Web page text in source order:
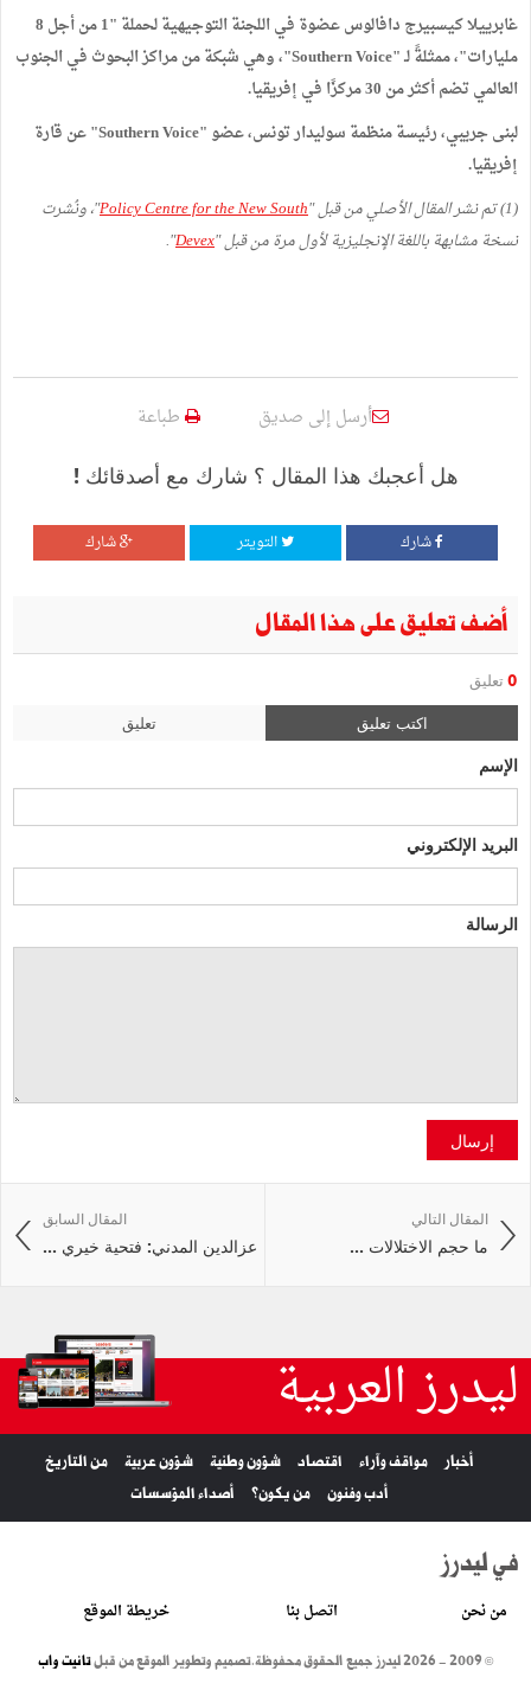
غابرييلا كيسبيرج دافالوس عضوة في اللجنة التوجيهية لحملة "1 من أجل 8
مليارات"، ممثلةً لـ "Southern Voice"، وهي شبكة من مراكز البحوث في الجنوب
العالمي تضم أكثر من 30 مركزًا في إفريقيا.
لبنى جريبي، رئيسة منظمة سوليدار تونس، عضو "Southern Voice" عن قارة
إفريقيا.
(1) تم نشر المقال الأصلي من قبل "
Policy Centre for the New South"، ونُشرت
نسخة مشابهة باللغة الإنجليزية لأول مرة من قبل "Devex
".
أرسل إلى صديق طباعة
هل أعجبك هذا المقال ؟ شارك مع أصدقائك !
شارك التويتر شارك
أضف تعليق على هذا المقال
0 تعليق
اكتب تعليق تعليق
الإسم
البريد الإلكتروني
الرسالة
إرسال
المقال السابق
عزالدين المدني: فتحية خيري ...
المقال التالي
ما حجم الاختلالات ...
ليدرز العربية
أخبار مواقف وآراء اقتصاد شؤون وطنية شؤون عربية
من التاريخ
أدب وفنون
من يكون؟ أصداء المؤسسات
في ليدرز
من نحن اتصل بنا خريطة الموقع
© 2009 - 2026 ليدرز جميع الحقوق محفوظة. تصميم وتطوير الموقع من قبلتانيت واب